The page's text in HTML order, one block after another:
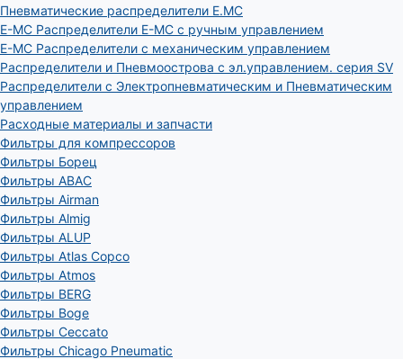
Пневматические распределители E.MC
E-MC Распределители E-MC с ручным управлением
E-MC Распределители с механическим управлением
Распределители и Пневмоострова с эл.управлением. серия SV
Распределители с Электропневматическим и Пневматическим
управлением
Расходные материалы и запчасти
Фильтры для компрессоров
Фильтры Борец
Фильтры ABAC
Фильтры Airman
Фильтры Almig
Фильтры ALUP
Фильтры Atlas Copco
Фильтры Atmos
Фильтры BERG
Фильтры Boge
Фильтры Ceccato
Фильтры Chicago Pneumatic